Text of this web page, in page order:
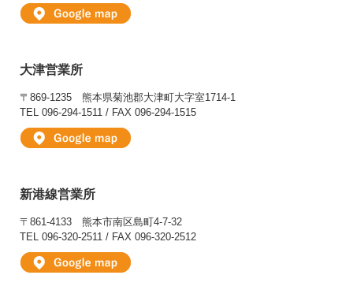
大津営業所
〒869-1235 熊本県菊池郡大津町大字室1714-1
TEL 096-294-1511 / FAX 096-294-1515
新港線営業所
〒861-4133 熊本市南区島町4-7-32
TEL 096-320-2511 / FAX 096-320-2512